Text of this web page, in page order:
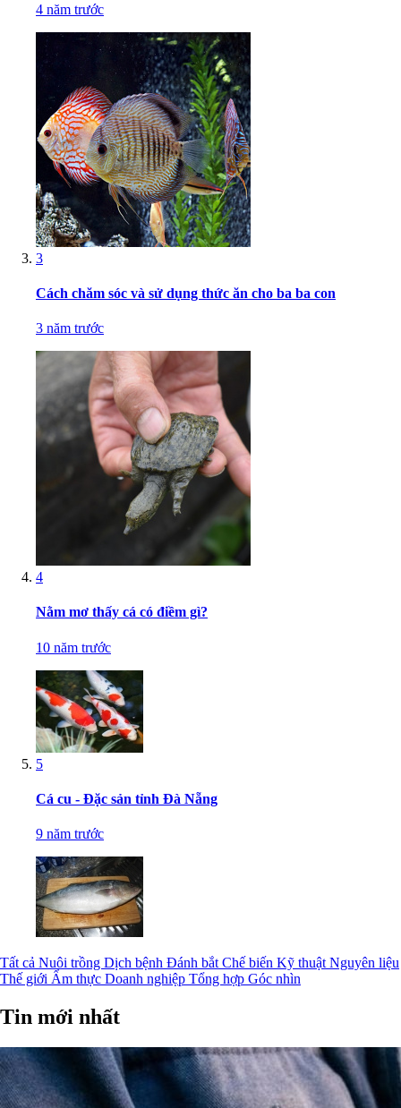
4 năm trước
3
Cách chăm sóc và sử dụng thức ăn cho ba ba con
3 năm trước
4
Nằm mơ thấy cá có điềm gì?
10 năm trước
5
Cá cu - Đặc sản tỉnh Đà Nẵng
9 năm trước
Tất cả Nuôi trồng Dịch bệnh Đánh bắt Chế biến Kỹ thuật Nguyên liệu
Thế giới Ẩm thực Doanh nghiệp Tổng hợp Góc nhìn
Tin mới nhất